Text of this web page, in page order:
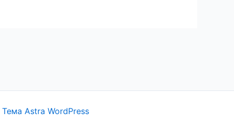
Тема Astra WordPress